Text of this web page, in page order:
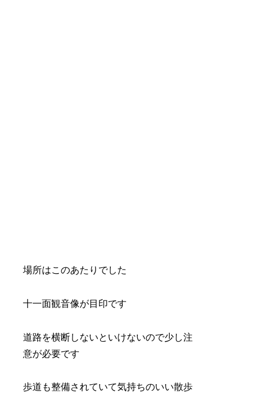
場所はこのあたりでした
十一面観音像が目印です
道路を横断しないといけないので少し注
意が必要です
歩道も整備されていて気持ちのいい散歩